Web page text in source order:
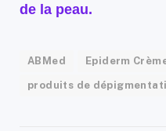
de la peau.
ABMed Epiderm
produits de